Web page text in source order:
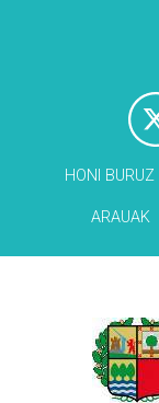
HONI BURUZ
ARAUAK